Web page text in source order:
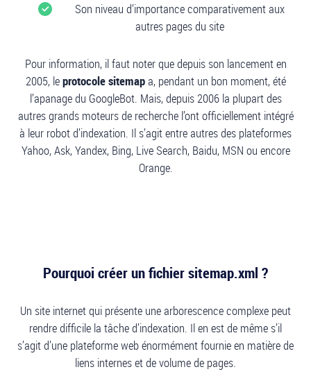
Son niveau d’importance comparativement aux
autres pages du site
Pour information, il faut noter que depuis son lancement en
2005, leprotocole sitemapa, pendant un bon moment, été
l’apanage du GoogleBot. Mais, depuis 2006 la plupart des
autres grands moteurs de recherche l’ont officiellement intégré
à leur robot d’indexation. Il s’agit entre autres des plateformes
Yahoo, Ask, Yandex, Bing, Live Search, Baidu, MSN ou encore
Orange.
Pourquoi créer un fichier sitemap.xml ?
Un site internet qui présente une arborescence complexe peut
rendre difficile la tâche d’indexation. Il en est de même s’il
s’agit d’une plateforme web énormément fournie en matière de
liens internes et de volume de pages.